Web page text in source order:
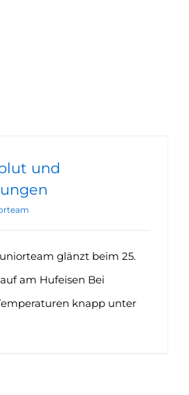
und
glänzt beim 25.
am Hufeisen Bei
knapp unter